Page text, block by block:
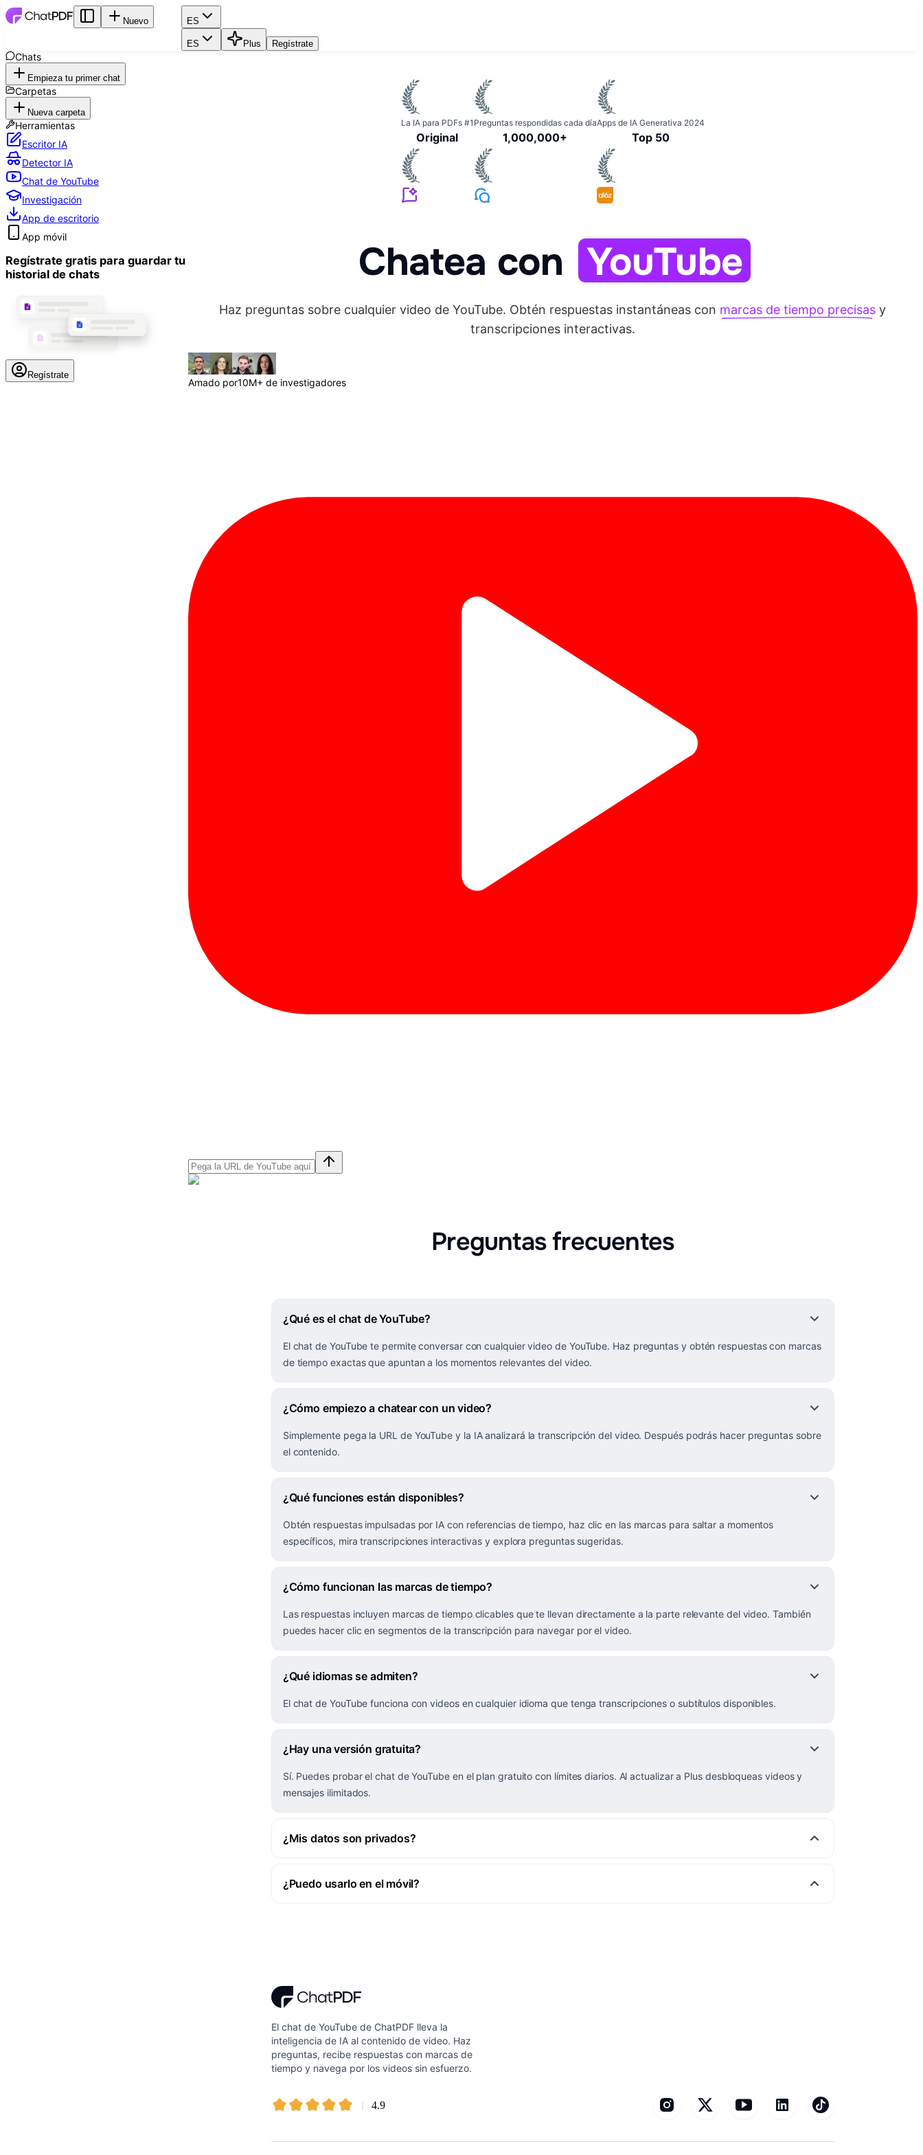
Nuevo ES
ES Plus Regístrate
Chats
Empieza tu primer chat
Carpetas
Nueva carpeta
Herramientas
Escritor IA
Detector IA
Chat de YouTube
Investigación
App de escritorio
App móvil
Regístrate gratis para guardar tu
historial de chats
Regístrate
La IA para PDFs #1
Original
Preguntas respondidas cada día
1,000,000+
Apps de IA Generativa 2024
Top 50
Chatea con YouTube
Haz preguntas sobre cualquier video de YouTube. Obtén respuestas instantáneas con marcas de tiempo precisas y
transcripciones interactivas.
Amado por10M+ de investigadores
Preguntas frecuentes
¿Qué es el chat de YouTube?
El chat de YouTube te permite conversar con cualquier video de YouTube. Haz preguntas y obtén respuestas con marcas
de tiempo exactas que apuntan a los momentos relevantes del video.
¿Cómo empiezo a chatear con un video?
Simplemente pega la URL de YouTube y la IA analizará la transcripción del video. Después podrás hacer preguntas sobre
el contenido.
¿Qué funciones están disponibles?
Obtén respuestas impulsadas por IA con referencias de tiempo, haz clic en las marcas para saltar a momentos
específicos, mira transcripciones interactivas y explora preguntas sugeridas.
¿Cómo funcionan las marcas de tiempo?
Las respuestas incluyen marcas de tiempo clicables que te llevan directamente a la parte relevante del video. También
puedes hacer clic en segmentos de la transcripción para navegar por el video.
¿Qué idiomas se admiten?
El chat de YouTube funciona con videos en cualquier idioma que tenga transcripciones o subtítulos disponibles.
¿Hay una versión gratuita?
Sí. Puedes probar el chat de YouTube en el plan gratuito con límites diarios. Al actualizar a Plus desbloqueas videos y
mensajes ilimitados.
¿Mis datos son privados?
¿Puedo usarlo en el móvil?
El chat de YouTube de ChatPDF lleva la
inteligencia de IA al contenido de video. Haz
preguntas, recibe respuestas con marcas de
tiempo y navega por los videos sin esfuerzo.
4.9